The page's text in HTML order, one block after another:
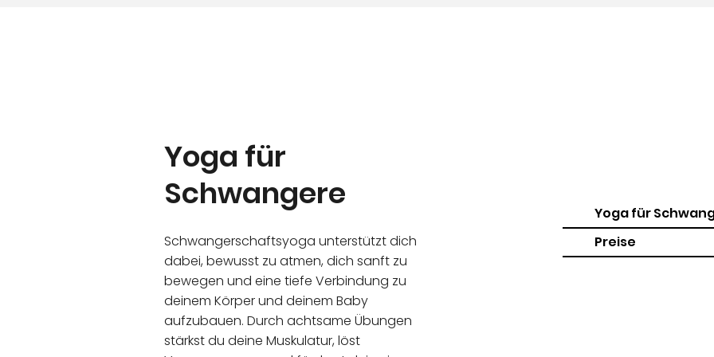
Yoga für
Schwangere
Schwangerschaftsyoga unterstützt dich
dabei, bewusst zu atmen, dich sanft zu
bewegen und eine tiefe Verbindung zu
deinem Körper und deinem Baby
aufzubauen. Durch achtsame Übungen
stärkst du deine Muskulatur, löst
Yoga für
Preise